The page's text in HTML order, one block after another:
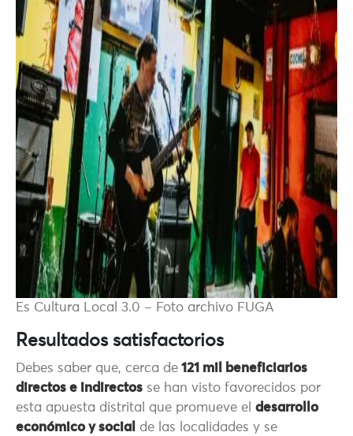
Es Cultura Local 3.0 – Foto archivo FUGA
Resultados satisfactorios
Debes saber que, cerca de 121 mil beneficiarios
directos e indirectos se han visto favorecidos por
esta apuesta distrital que promueve el desarrollo
económico y social de las localidades y se